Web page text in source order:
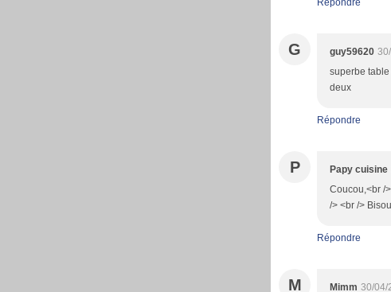
Répondre
G guy59620
superbe
deux
Répondre
P Papy cuisine
Coucou,<br /
/> <br />
Répondre
M Mimm 30/04/